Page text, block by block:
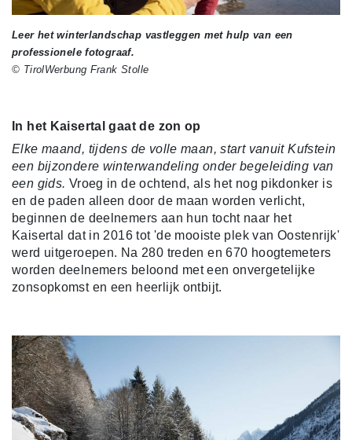
Leer het winterlandschap vastleggen met hulp van een
professionele fotograaf.
© TirolWerbung Frank Stolle
In het Kaisertal gaat de zon op
Elke maand, tijdens de volle maan, start vanuit Kufstein
een bijzondere winterwandeling onder begeleiding van
een gids. Vroeg in de ochtend, als het nog pikdonker is
en de paden alleen door de maan worden verlicht,
beginnen de deelnemers aan hun tocht naar het
Kaisertal dat in 2016 tot 'de mooiste plek van Oostenrijk'
werd uitgeroepen. Na 280 treden en 670 hoogtemeters
worden deelnemers beloond met een onvergetelijke
zonsopkomst en een heerlijk ontbijt.